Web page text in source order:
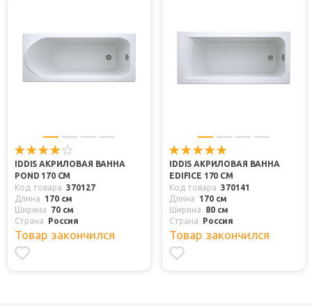
IDDIS АКРИЛОВАЯ ВАННА
POND 170 СМ
Код товара 370127
Длина
170 см
Ширина
70 см
Страна
Россия
Товар закончился
IDDIS АКРИЛОВАЯ ВАННА
EDIFICE 170 СМ
Код товара 370141
Длина
170 см
Ширина
80 см
Страна
Россия
Товар закончился